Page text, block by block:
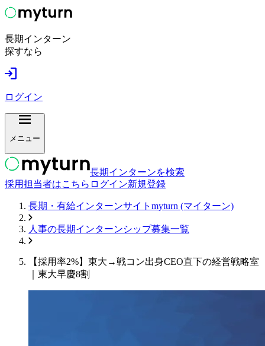
長期インターン
探すなら
ログイン
メニュー
長期インターンを検索
採用担当者はこちら ログイン新規登録
長期・有給インターンサイトmyturn (マイターン)
人事の長期インターンシップ募集一覧
【採用率2%】東大→戦コン出身CEO直下の経営戦略室
｜東大早慶8割